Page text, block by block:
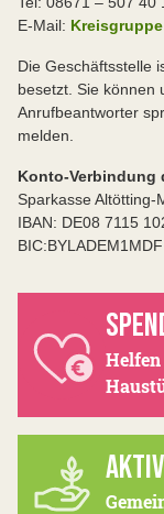
E-Mail:
Die Geschäftsstelle
besetzt. Sie können
Anrufbeantworter
melden.
Konto-Verbindung
Sparkasse Altötting-
IBAN: DE08 7115
BIC:BYLADEM1MDF